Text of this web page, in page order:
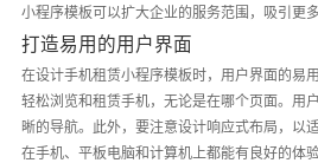
小程序模板可以扩大企业的服务范围，吸引更多
打造易用的用户界面
在设计手机租赁小程序模板时，用户界面的易
轻松浏览和租赁手机，无论是在哪个页面。用
晰的导航。此外，要注意设计响应式布局，以
在手机、平板电脑和计算机上都能有良好的体验